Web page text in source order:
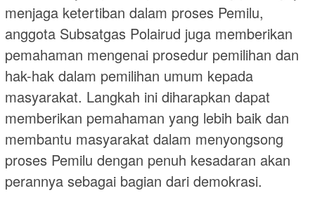
menjaga ketertiban dalam proses Pemilu,
anggota Subsatgas Polairud juga memberikan
pemahaman mengenai prosedur pemilihan dan
hak-hak dalam pemilihan umum kepada
masyarakat. Langkah ini diharapkan dapat
memberikan pemahaman yang lebih baik dan
membantu masyarakat dalam menyongsong
proses Pemilu dengan penuh kesadaran akan
perannya sebagai bagian dari demokrasi.